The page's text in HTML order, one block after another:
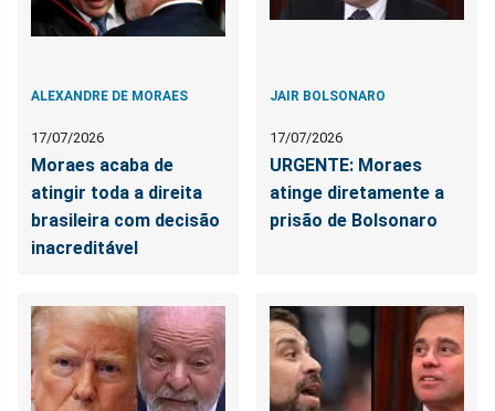
ALEXANDRE DE MORAES
17/07/2026
Moraes acaba de
atingir toda a direita
brasileira com decisão
inacreditável
JAIR BOLSONARO
17/07/2026
URGENTE: Moraes
atinge diretamente a
prisão de Bolsonaro